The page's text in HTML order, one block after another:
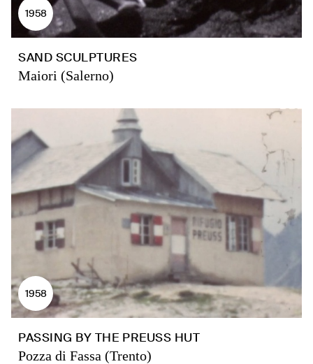
1958
SAND SCULPTURES
Maiori (Salerno)
1958
PASSING BY THE PREUSS HUT
Pozza di Fassa (Trento)